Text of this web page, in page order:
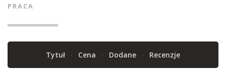
PRACA
Tytuł Cena Dodane Recenzje